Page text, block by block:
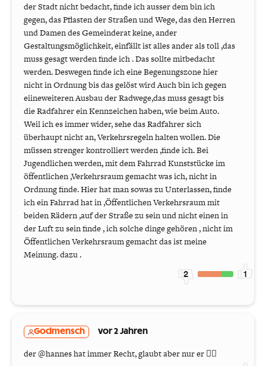
der Stadt nicht bedacht, finde ich ausser dem bin ich
gegen, das Pflasten der Straßen und Wege, das den Herren
und Damen des Gemeinderat keine, ander
Gestaltungsmöglichkeit, einfällt ist alles ander als toll ,das
muss gesagt werden finde ich . Das sollte mitbedacht
werden. Deswegen finde ich eine Begenungszone hier
nicht in Ordnung bis das gelöst wird Auch bin ich gegen
eiineweiteren Ausbau der Radwege,das muss gesagt bis
die Radfahrer ein Kennzeichen haben, wie beim Auto.
Weil ich es immer wider, sehe das Radfahrer sich
überhaupt nicht an, Verkehrsregeln halten wollen. Die
müssen strenger kontrolliert werden ,finde ich. Bei
Jugendlichen werden, mit dem Fahrrad Kunststücke im
öffentlichen ,Verkehrsraum gemacht was ich, nicht in
Ordnung finde. Hier hat man sowas zu Unterlassen, finde
ich ein Fahrrad hat in ,Öffentlichen Verkehrsraum mit
beiden Rädern ,auf der Straße zu sein und nicht einen in
der Luft zu sein finde , ich solche dinge gehören , nicht im
Öffentlichen Verkehrsraum gemacht das ist meine
Meinung. dazu .
2 1
Godmensch vor 2 Jahren
der @hannes hat immer Recht, glaubt aber nur er 🤷‍♂️